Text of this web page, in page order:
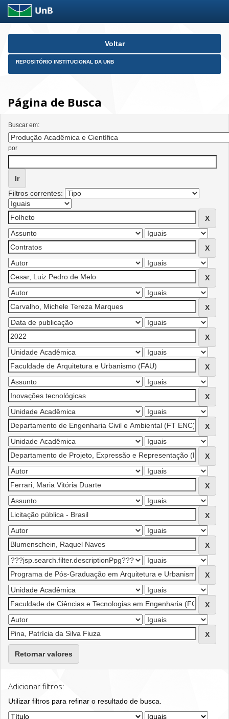
Skip
Voltar
REPOSITÓRIO INSTITUCIONAL DA UNB
Página de Busca
Buscar em:
por
Filtros correntes:
Retornar valores
Adicionar filtros:
Utilizar filtros para refinar o resultado de busca.